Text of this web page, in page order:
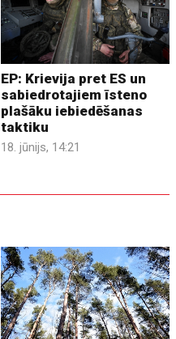
EP: Krievija pret ES un
sabiedrotajiem īsteno
plašāku iebiedēšanas
taktiku
18. jūnijs, 14:21